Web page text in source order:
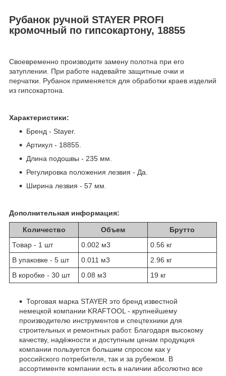
Рубанок ручной STAYER PROFI
кромочный по гипсокартону, 18855
Своевременно производите замену полотна при его
затуплении. При работе надевайте защитные очки и
перчатки. Рубанок применяется для обработки краев изделий
из гипсокартона.
Характеристики:
Бренд - Stayer.
Артикул - 18855.
Длина подошвы - 235 мм.
Регулировка положения лезвия - Да.
Ширина лезвия - 57 мм.
Дополнительная информация:
Количество Объем
Брутто
Товар - 1 шт
0.002 м3
0.56 кг
В упаковке - 5 шт
0.011 м3
2.96 кг
В коробке - 30 шт
0.08 м3 19 кг
Торговая марка STAYER это бренд известной
немецкой компании KRAFTOOL - крупнейшему
производителю инструментов и спецтехники для
строительных и ремонтных работ. Благодаря высокому
качеству, надёжности и доступным ценам продукция
компании пользуется большим спросом как у
российского потребителя, так и за рубежом. В
ассортименте компании есть в наличии абсолютно все